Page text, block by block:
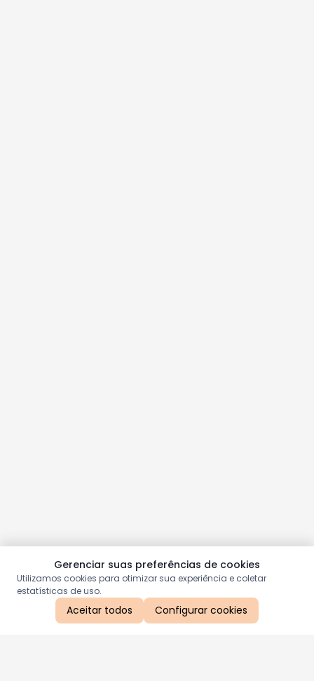
Gerenciar suas preferências de cookies
Utilizamos cookies para otimizar sua experiência e coletar
estatísticas de uso.
Aceitar todos Configurar cookies